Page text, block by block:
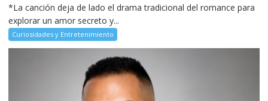
*La canción deja de lado el drama tradicional del romance para
explorar un amor secreto y...
Curiosidades y Entretenimiento